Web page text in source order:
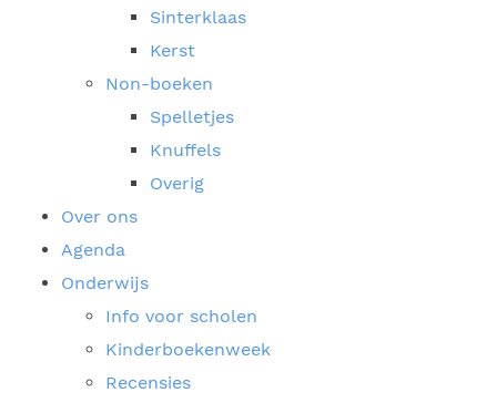
Sinterklaas
Kerst
Non-boeken
Spelletjes
Knuffels
Overig
Over ons
Agenda
Onderwijs
Info voor scholen
Kinderboekenweek
Recensies